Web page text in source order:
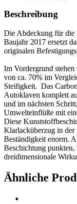
Beschreibung
Die Abdeckung für
Baujahr 2017 ersetzt
originalen
Im Vordergrund
von ca. 70% im
Steifigkeit. Das
Autoklaven komplett
und im nächsten
Umwelteinflüße mit
Diese
Klarlacküberzug in
Beständigkeit enorm.
Beschichtung punkten,
dreidimensionale
Ähnliche